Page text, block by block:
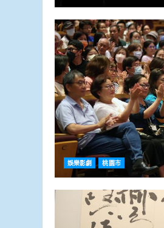
娛樂影劇 桃園市